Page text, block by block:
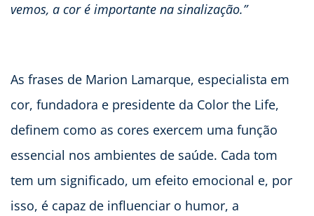
vemos, a cor é importante na sinalização.”
As frases de Marion Lamarque, especialista em
cor, fundadora e presidente da Color the Life,
definem como as cores exercem uma função
essencial nos ambientes de saúde. Cada tom
tem um significado, um efeito emocional e, por
isso, é capaz de influenciar o humor, a